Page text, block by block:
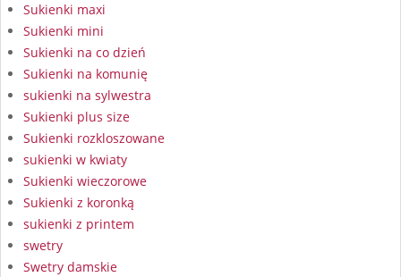
Sukienki maxi
Sukienki mini
Sukienki na co dzień
Sukienki na komunię
sukienki na sylwestra
Sukienki plus size
Sukienki rozkloszowane
sukienki w kwiaty
Sukienki wieczorowe
Sukienki z koronką
sukienki z printem
swetry
Swetry damskie